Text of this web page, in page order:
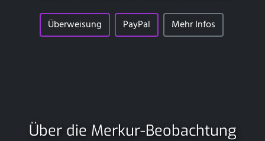
Überweisung PayPal Mehr Infos
Über die Merkur-Beobachtung